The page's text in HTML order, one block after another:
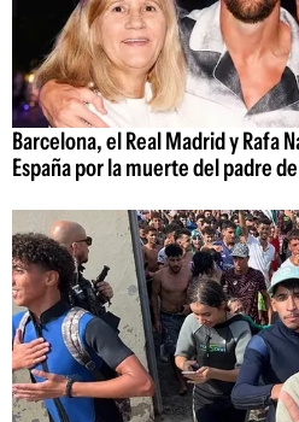
Barcelona, el Real Madrid y Rafa
España por la muerte del padre